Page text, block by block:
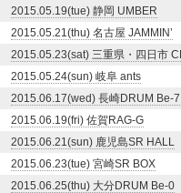
2015.05.19(tue) 静岡 UMBER
2015.05.21(thu) 名古屋 JAMMIN’
2015.05.23(sat) 三重県・四日市
2015.05.24(sun) 岐阜 ants
2015.06.17(wed) 長崎DRUM Be-7
2015.06.19(fri) 佐賀RAG-G
2015.06.21(sun) 鹿児島SR HALL
2015.06.23(tue) 宮崎SR BOX
2015.06.25(thu) 大分DRUM Be-0